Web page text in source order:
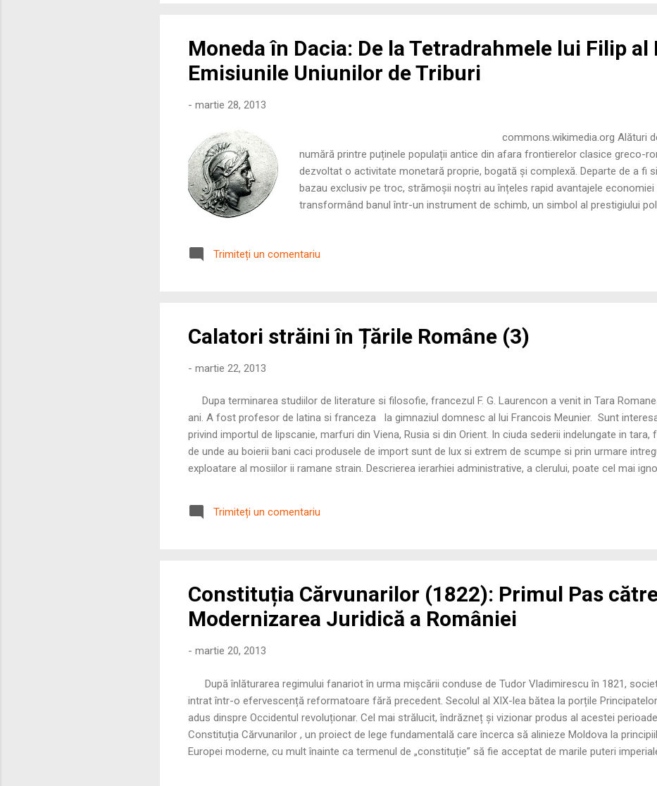
Moneda în Dacia: De la Tetradrahmele lui Filip al
Emisiunile Uniunilor de Triburi
- martie 28, 2013
commons.wikimedia.org Alături de celți,
numără printre puținele populații antice din afara frontierelor clasice greco-
dezvoltat o activitate monetară proprie, bogată și complexă. Departe de a fi
bazau exclusiv pe troc, strămoșii noștri au înțeles rapid avantajele economiei
transformând banul într-un instrument de schimb, un simbol al prestigiului
batere a monedei și rețele comerciale ce legau Dunărea de i...
Trimiteți un comentariu
Calatori străini în Țările Române (3)
- martie 22, 2013
Dupa terminarea studiilor de literature si filosofie, francezul F. G. Laurencon a venit in Tara
ani. A fost profesor de latina si franceza la gimnaziul domnesc al lui Francois Meunier. Sunt
privind importul de lipscanie, marfuri din Viena, Rusia si din Orient. In ciuda sederii indelungate in tara,
de unde au boierii bani caci produsele de import sunt de lux si extrem de scumpe si prin urmare
exploatare al mosiilor ii ramane strain. Descrierea ierarhiei administrative, a clerului, poate cel mai
corcita cu greci. Bucurestii sunt prezentati veridic, cu numeroasele lor manastiri, singurele
teatre, cluburi (ca institutii de manifestare a spiritului public); restul orase...
Trimiteți un comentariu
Constituția Cărvunarilor (1822): Primul Pas
Modernizarea Juridică a României
- martie 20, 2013
După înlăturarea regimului fanariot în urma mișcării conduse de Tudor Vladimirescu în 1821,
intrat într-o efervescență reformatoare fără precedent. Secolul al XIX-lea bătea la porțile
adus dinspre Occidentul revoluționar. Cel mai strălucit, îndrăzneț și vizionar produs al acestei
Constituția Cărvunarilor , un proiect de lege fundamentală care încerca să alinieze Moldova la
Europei moderne, cu mult înainte ca termenul de „constituție” să fie acceptat de marile puteri